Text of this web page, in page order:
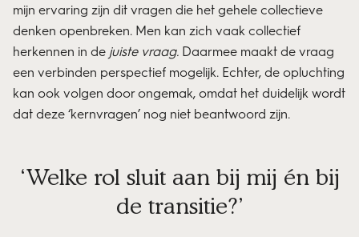
mijn ervaring zijn dit vragen die het gehele collectieve
denken openbreken. Men kan zich vaak collectief
herkennen in de juiste vraag. Daarmee maakt de vraag
een verbinden perspectief mogelijk. Echter, de opluchting
kan ook volgen door ongemak, omdat het duidelijk wordt
dat deze ‘kernvragen’ nog niet beantwoord zijn.
Welke rol sluit aan bij mij én bij
de transitie?